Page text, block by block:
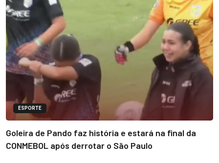
ESPORTE
Goleira de Pando faz história e estará na final da
CONMEBOL após derrotar o São Paulo